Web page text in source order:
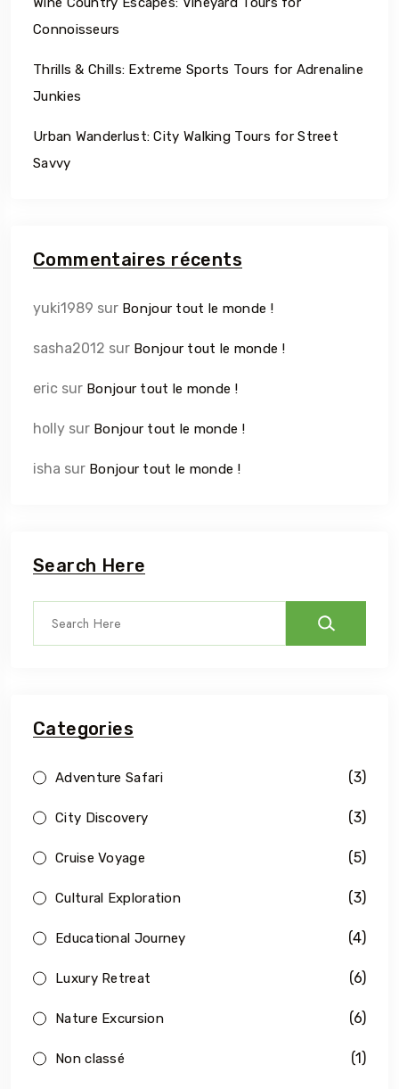
Connoisseurs
Thrills & Chills: Extreme Sports Tours for Adrenaline
Junkies
Urban Wanderlust: City Walking Tours for Street
Savvy
Commentaires récents
yuki1989 sur Bonjour tout le monde !
sasha2012 sur Bonjour tout le monde !
eric sur Bonjour tout le monde !
holly sur Bonjour tout le monde !
isha sur Bonjour tout le monde !
Search Here
Categories
Adventure Safari (3)
City Discovery (3)
Cruise Voyage (5)
Cultural Exploration (3)
Educational Journey (4)
Luxury Retreat (6)
Nature Excursion (6)
Non classé (1)